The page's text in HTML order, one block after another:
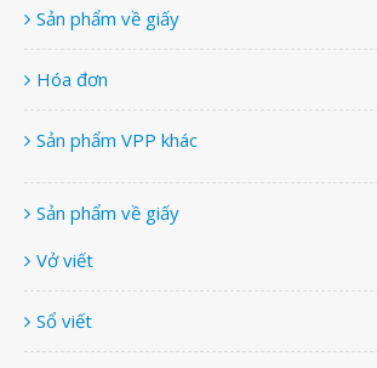
Sản phẩm về giấy
Hóa đơn
Sản phẩm VPP khác
Sản phẩm về giấy
Vở viết
Sổ viết